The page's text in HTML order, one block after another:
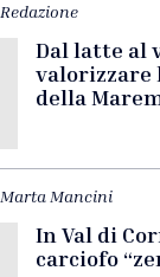
Redazione
Dal latte al
valorizzare
della
Marta Mancini
In Val di
carciofo